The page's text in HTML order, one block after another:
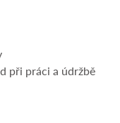
při práci a údržbě